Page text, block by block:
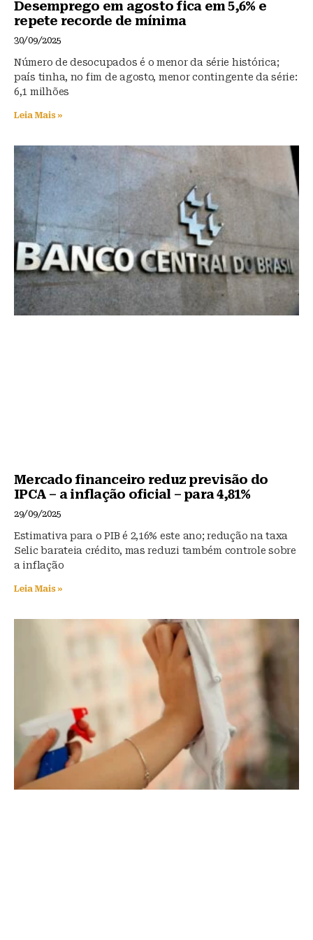
Desemprego em agosto fica em 5,6% e
repete recorde de mínima
30/09/2025
Número de desocupados é o menor da série histórica;
país tinha, no fim de agosto, menor contingente da série:
6,1 milhões
Leia Mais »
Mercado financeiro reduz previsão do
IPCA – a inflação oficial – para 4,81%
29/09/2025
Estimativa para o PIB é 2,16% este ano; redução na taxa
Selic barateia crédito, mas reduzi também controle sobre
a inflação
Leia Mais »